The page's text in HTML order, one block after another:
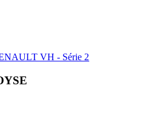
VH - Série 2